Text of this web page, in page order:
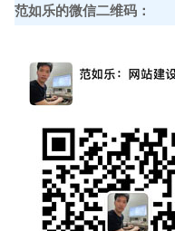
范如乐的微信二维码：